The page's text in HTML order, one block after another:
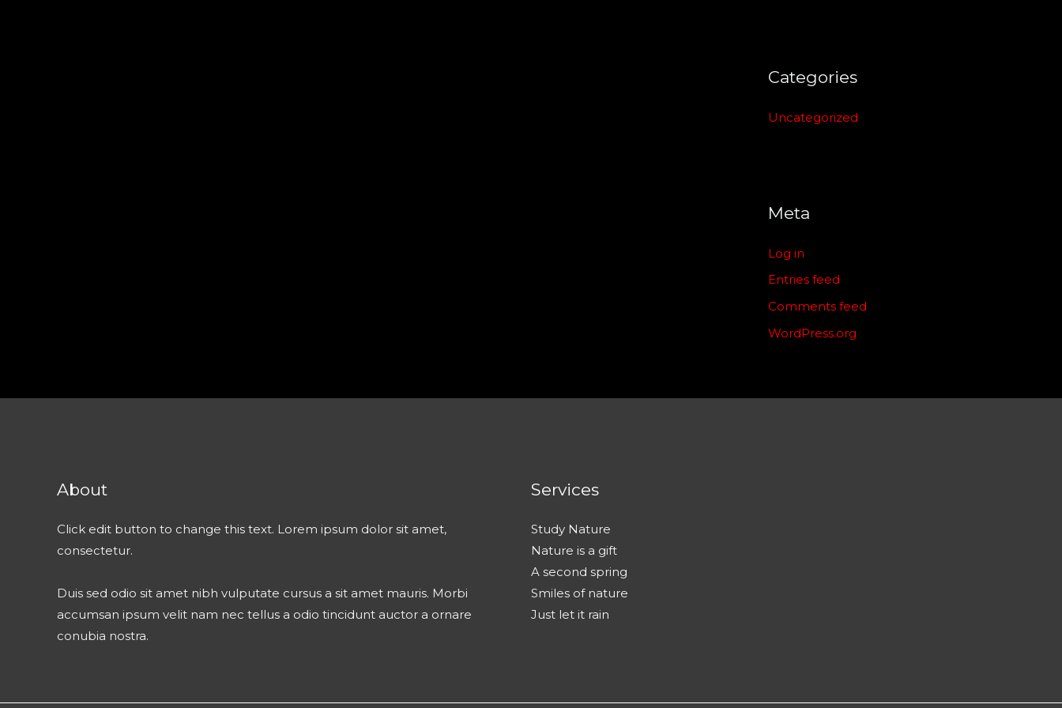
Categories
Uncategorized
Meta
Log in
Entries feed
Comments feed
WordPress.org
About
Click edit button to change this text. Lorem ipsum dolor sit amet,
consectetur.
Duis sed odio sit amet nibh vulputate cursus a sit amet mauris. Morbi
accumsan ipsum velit nam nec tellus a odio tincidunt auctor a ornare
conubia nostra.
Services
Study Nature
Nature is a gift
A second spring
Smiles of nature
Just let it rain